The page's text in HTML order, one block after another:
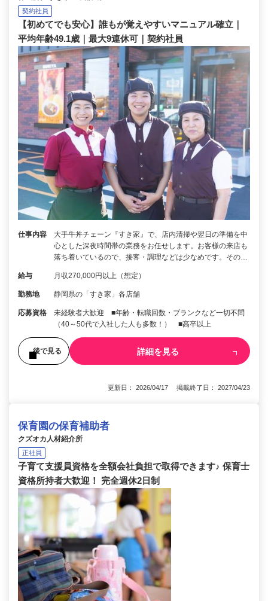
契約社員
【初めてでも安心】誰もが覚えやすいマニュアル確立｜
平均年齢49.1歳｜最大9連休可｜契約社員
仕事内容
大手牛丼チェーン『すき家』で、店内清掃や翌日の準備を中
心とした深夜時間帯の業務をお任せします。お客様の来店も
落ち着いているので、接客・調理などは少なめです。その…
給与 月収270,000円以上（想定）
勤務地 静岡県の「すき家」各店舗
応募資格
未経験者大歓迎 ■年齢・転職回数・ブランクなど一切不問
（40～50代で入社した人も多数！） ■高卒以上
後で見る 詳細を見る
更新日： 2026/04/17 掲載終了日： 2027/04/23
保育園の保育補助者
クズオカ人材紹介所
正社員
子育て支援員資格を全額会社負担で取得できます♪ 保育士
資格所持者大歓迎！ 完全週休2日制